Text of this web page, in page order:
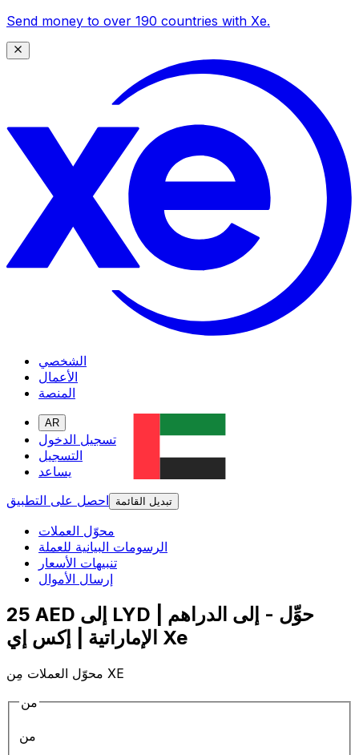
Send money to over 190 countries with Xe.
الشخصي
الأعمال
المنصة
AR
تسجيل الدخول
التسجيل
يساعد
احصل على التطبيق
تبديل القائمة
محوّل العملات
الرسومات البيانية للعملة
تنبيهات الأسعار
إرسال الأموال
25 AED إلى LYD | حوِّل - إلى الدراهم
الإماراتية | إكس إي Xe
محوّل العملات مِن XE
من
من